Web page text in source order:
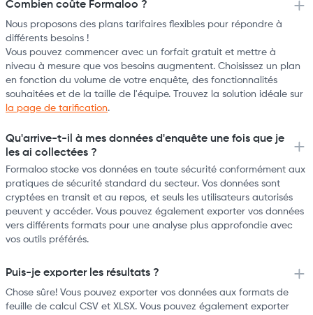
Combien coûte Formaloo ?
Nous proposons des plans tarifaires flexibles pour répondre à
différents besoins !
Vous pouvez commencer avec un forfait gratuit et mettre à
niveau à mesure que vos besoins augmentent. Choisissez un plan
en fonction du volume de votre enquête, des fonctionnalités
souhaitées et de la taille de l'équipe. Trouvez la solution idéale sur
la page de tarification.
Qu'arrive-t-il à mes données d'enquête une fois que je
les ai collectées ?
Formaloo stocke vos données en toute sécurité conformément aux
pratiques de sécurité standard du secteur. Vos données sont
cryptées en transit et au repos, et seuls les utilisateurs autorisés
peuvent y accéder. Vous pouvez également exporter vos données
vers différents formats pour une analyse plus approfondie avec
vos outils préférés.
Puis-je exporter les résultats ?
Chose sûre! Vous pouvez exporter vos données aux formats de
feuille de calcul CSV et XLSX. Vous pouvez également exporter